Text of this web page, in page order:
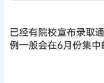
已经有院校宣布录取
例一般会在6月份集中